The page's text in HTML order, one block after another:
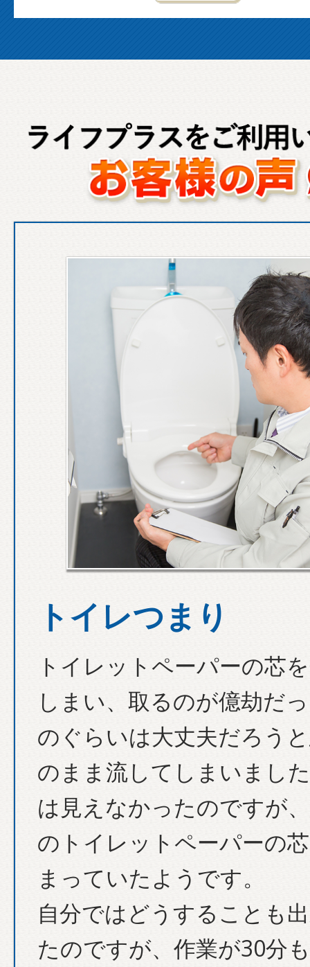
トイレつまり
トイレットペーパーの芯
しまい、取るのが億劫だ
のぐらいは大丈夫だろう
のまま流してしまいまし
は見えなかったのですが
のトイレットペーパーの
まっていたようです。
自分ではどうすることも
たのですが、作業が30分